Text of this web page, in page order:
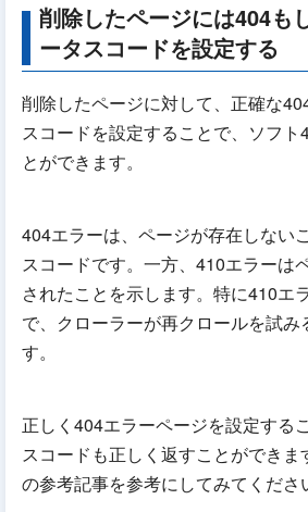
削除したページには404も
ータスコードを設定する
削除したページに対して、正確な
スコードを設定することで、ソフト
とができます。
404エラーは、ページが存在しない
スコードです。一方、410エラーは
されたことを示します。特に410エ
で、クローラーが再クロールを試み
す。
正しく404エラーページを設定する
スコードも正しく返すことができ
の参考記事を参考にしてみてくださ